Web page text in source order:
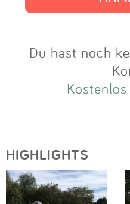
Du hast noch
HIGHLIGHTS